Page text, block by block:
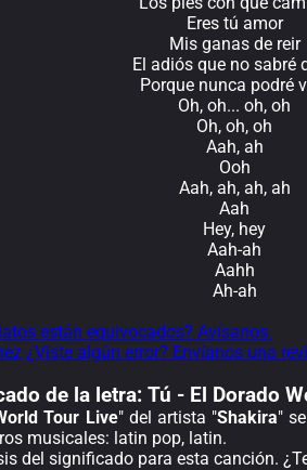
Eres tú amor
Mis ganas de reir
El adiós que no sabré
Porque nunca podré
Oh, oh... oh, oh
Oh, oh, oh
Aah, ah
Ooh
Aah, ah, ah, ah
Aah
Hey, hey
Aah-ah
Aahh
Ah-ah
están equivocados? Avísanos.
¿Viste algún error? Envíanos una
de la letra: Tú - El Dorado
Tour Live" del artista "Shakira"
musicales: latin pop, latin.
del significado para esta canción.